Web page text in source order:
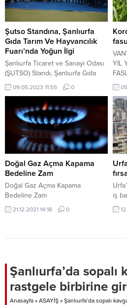
kadar verilmesi gereken Katma
Muhtasar ve Prim Hizmet
Beyannamelerinin verilme
süreleri ile bu beyannameler
üzerine tahakkuk eden...
Şutso Standına, Şanlıurfa
Gıda Tarım Ve Hayvancılık
Fuarı’nda Yoğun İlgi
Şanlıurfa Ticaret ve Sanayi Odası
(ŞUTSO) Standı, Şanlıurfa Gıda
Tarım ve Hayvancılık Fuarı’nda
oldukça ilgi gördü. Sektörün
profesyonellerini bir araya
getirmek, iş birliklerini ve
teknolojik tarım uygulamalarını
arttırmak hedefleri ile
gerçekleştirilen fuarda, farklı stant
çalışmasıyla öne çıkan ŞUTSO
standına ziyaretçiler, yoğun ilgi
gösterdi. Fuarın ardından konuyla
ilgili bir değerlendirmede
bulunan...
09.05.2023 11:55 0
YIL
Doğal Gaz Açma Kapama
Bedeline Zam
Doğal Gaz Açma Kapama
Bedeline Zam
21.12.2021 14:18 0
iş
Şanlıurfa’da sopalı
rastgele birbirine
Anasayfa » ASAYİŞ » Şanlıurfa’da sopalı